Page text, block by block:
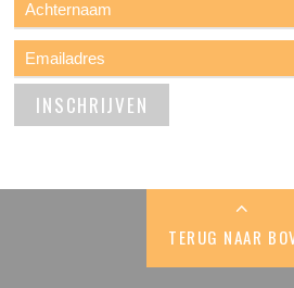
TERUG NAAR